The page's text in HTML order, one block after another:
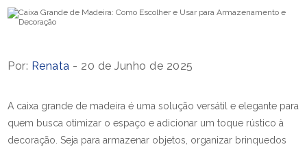
Por: Renata - 20 de Junho de 2025
A caixa grande de madeira é uma solução versátil e elegante para
quem busca otimizar o espaço e adicionar um toque rústico à
decoração. Seja para armazenar objetos, organizar brinquedos